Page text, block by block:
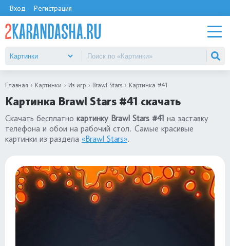
Вход Регистрация
Главная Картинки Из игр Brawl Stars Картинка #41
Картинка Brawl Stars #41 скачать
Скачать бесплатно картинку Brawl Stars #41 на заставку
телефона и обои на рабочий стол. Самые красивые
картинки из раздела «Brawl Stars».